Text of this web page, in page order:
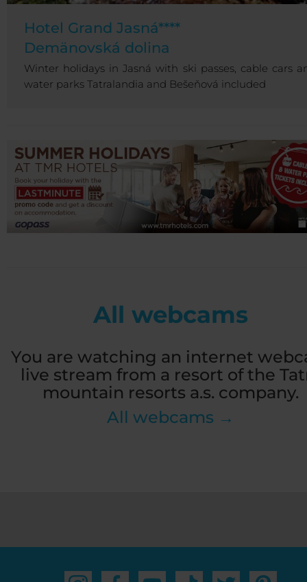
Hotel Grand Jasná****
Demänovská dolina
Winter holidays in Jasná with ski passes, cable cars
water parks Tatralandia and Bešeňová included
All webcams
You are watching an internet
live stream from a resort of the
mountain resorts a.s. company.
All webcams →